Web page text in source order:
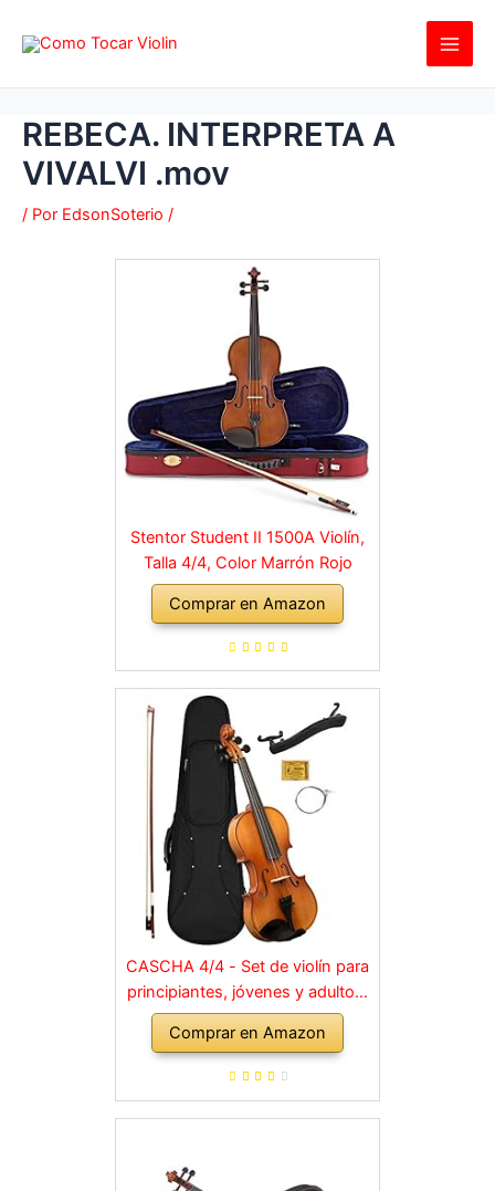
REBECA. INTERPRETA A
VIVALVI .mov
/ Por EdsonSoterio /
Stentor Student II 1500A Violín,
Talla 4/4, Color Marrón Rojo
Comprar en Amazon
CASCHA 4/4 - Set de violín para
principiantes, jóvenes y adultos,
violín macizo con arco, colofonia,
cuerdas de repuesto, soporte
para hombro, maletín, abeto
Comprar en Amazon